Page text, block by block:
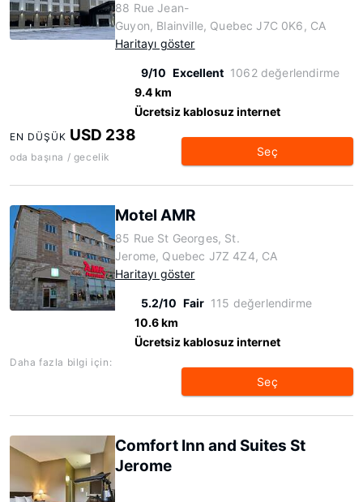
88 Rue Jean-
Guyon, Blainville, Quebec J7C 0K6, CA
Haritayı göster
9/10 Excellent 1062 değerlendirme
9.4 km
Ücretsiz kablosuz internet
EN DÜŞÜK USD 238
oda başına / gecelik Seç
Motel AMR
85 Rue St Georges, St.
Jerome, Quebec J7Z 4Z4, CA
Haritayı göster
5.2/10 Fair 115 değerlendirme
10.6 km
Ücretsiz kablosuz internet
Daha fazla bilgi için:
Seç
Comfort Inn and Suites St
Jerome